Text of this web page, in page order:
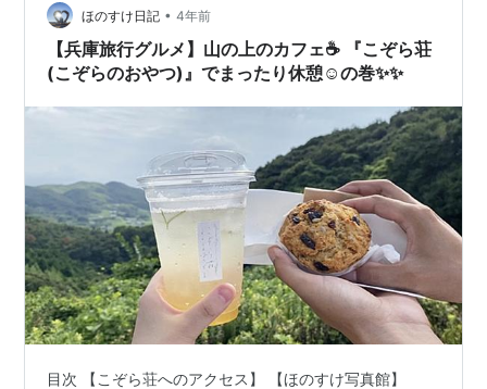
ほのすけ日記 • 4年前
【兵庫旅行グルメ】山の上のカフェ☕️ 『こぞら荘
(こぞらのおやつ)』でまったり休憩☺️の巻✨✨
目次 【こぞら荘へのアクセス】 【ほのすけ写真館】